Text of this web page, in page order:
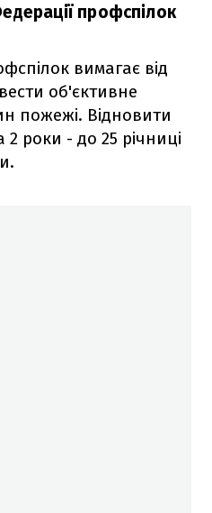
профспілок
вимагає від
об'єктивне
пожежі. Відновити
роки - до 25 річниці